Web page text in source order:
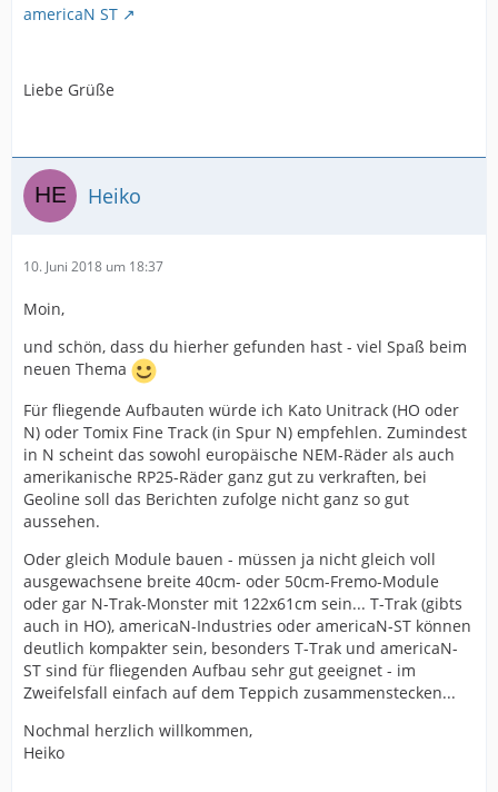
americaN ST
Liebe Grüße
Heiko
10. Juni 2018 um 18:37
Moin,
und schön, dass du hierher gefunden hast - viel Spaß beim
neuen Thema
Für fliegende Aufbauten würde ich Kato Unitrack (HO oder
N) oder Tomix Fine Track (in Spur N) empfehlen. Zumindest
in N scheint das sowohl europäische NEM-Räder als auch
amerikanische RP25-Räder ganz gut zu verkraften, bei
Geoline soll das Berichten zufolge nicht ganz so gut
aussehen.
Oder gleich Module bauen - müssen ja nicht gleich voll
ausgewachsene breite 40cm- oder 50cm-Fremo-Module
oder gar N-Trak-Monster mit 122x61cm sein... T-Trak (gibts
auch in HO), americaN-Industries oder americaN-ST können
deutlich kompakter sein, besonders T-Trak und americaN-
ST sind für fliegenden Aufbau sehr gut geeignet - im
Zweifelsfall einfach auf dem Teppich zusammenstecken...
Nochmal herzlich willkommen,
Heiko